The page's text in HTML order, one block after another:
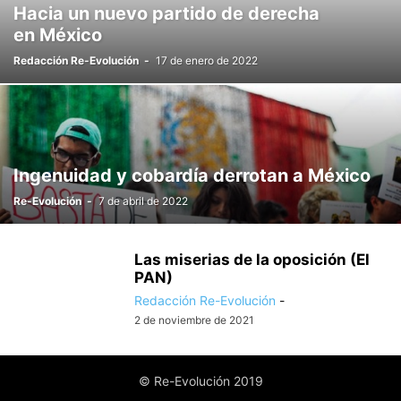
Hacia un nuevo partido de derecha
en México
Redacción Re-Evolución - 17 de enero de 2022
Ingenuidad y cobardía derrotan a México
Re-Evolución - 7 de abril de 2022
Las miserias de la oposición (El
PAN)
Redacción Re-Evolución -
2 de noviembre de 2021
© Re-Evolución 2019